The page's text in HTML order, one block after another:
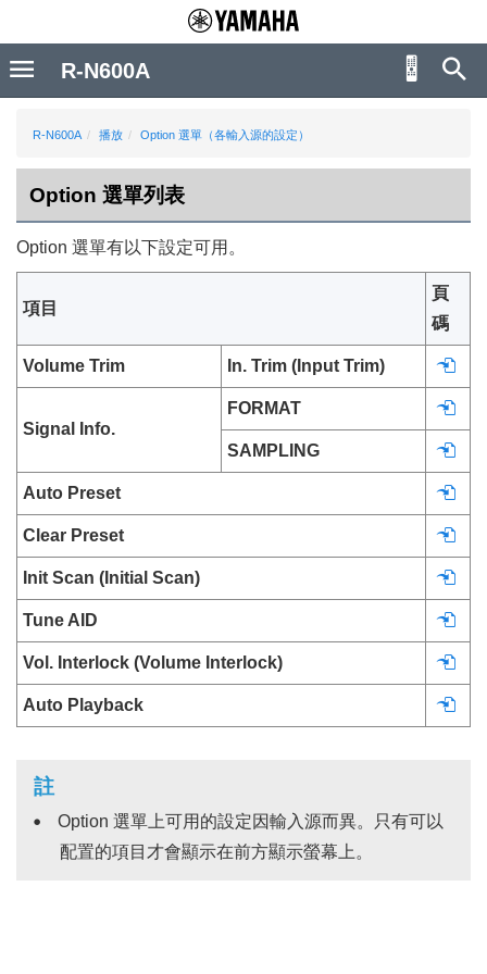
R-N600A 播放 Option 選單（各輸入源的設定）
Option 選單列表
Option 選單有以下設定可用。
項目
頁
碼
Volume Trim In. Trim (Input Trim)
Signal Info.
FORMAT
SAMPLING
Auto Preset
Clear Preset
Init Scan (Initial Scan)
Tune AID
Vol. Interlock (Volume Interlock)
Auto Playback
註
Option 選單上可用的設定因輸入源而異。只有可以
配置的項目才會顯示在前方顯示螢幕上。
R-N600A